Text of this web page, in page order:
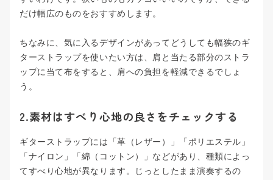
だけ幅広のものをおすすめします。
ちなみに、気に入るデザインがあってどうしても幅狭のギ
ターストラップを使いたい方は、肩と当たる部分のストラ
ップに当て布をすると、肩への負担を軽減できるでしょ
う。
2.素材はすべり心地の良さをチェックする
ギターストラップには「革（レザー）」「ポリエステル」
「ナイロン」「綿（コットン）」などがあり、種類によっ
てすべり心地が異なります。じっとしたまま演奏するの